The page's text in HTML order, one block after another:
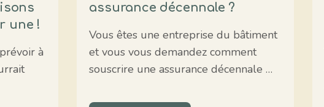
une !
à
assurance décennale ?
Vous êtes une entreprise du bâtiment
et vous vous demandez comment
souscrire une assurance décennale …